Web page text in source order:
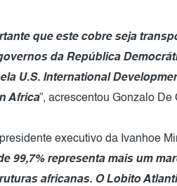
que este cobre seja
da República
U.S. International
Africa”, acrescentou Gonzalo De
executivo da Ivanhoe
99,7% representa mais um
africanas. O Lobito